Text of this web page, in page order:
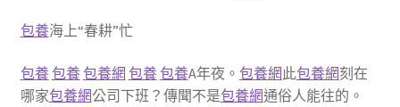
包養海上“春耕”忙
包養包養包養網 包養包養A年夜。 包養網此包養網刻在
哪家包養網公司下班？傳聞不是包養網通俗人能往的。